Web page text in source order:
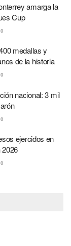
amarga la
Cup
0
medallas y
de la historia
0
nacional: 3 mil
0
ejercidos en
0